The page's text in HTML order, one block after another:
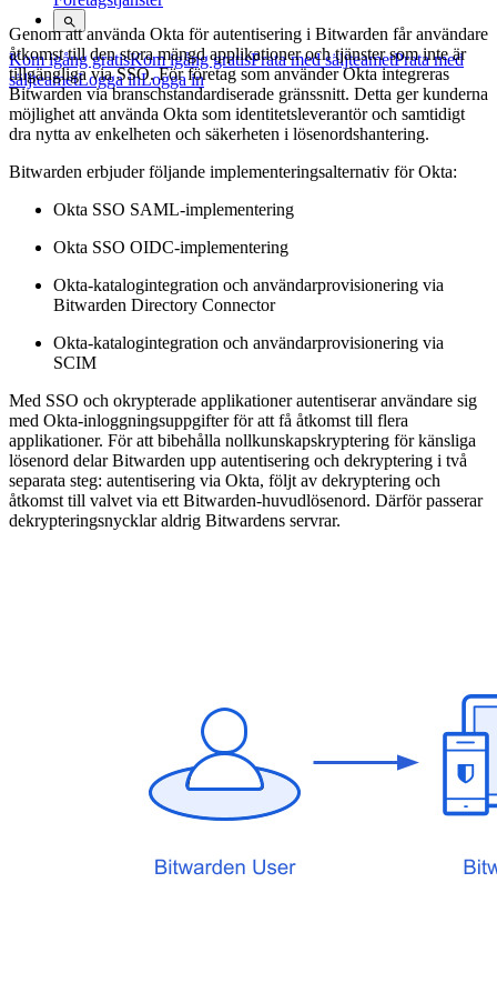
Kom igång gratisKom igång gratisPrata med säljteametPrata med
säljteametLogga inLogga in
Genom att använda Okta för autentisering i Bitwarden får användare
åtkomst till den stora mängd applikationer och tjänster som inte är
tillgängliga via SSO. För företag som använder Okta integreras
Bitwarden via branschstandardiserade gränssnitt. Detta ger kunderna
möjlighet att använda Okta som identitetsleverantör och samtidigt
dra nytta av enkelheten och säkerheten i lösenordshantering.
Bitwarden erbjuder följande implementeringsalternativ för Okta:
Okta SSO SAML-implementering
Okta SSO OIDC-implementering
Okta-katalogintegration och användarprovisionering via
Bitwarden Directory Connector
Okta-katalogintegration och användarprovisionering via
SCIM
Med SSO och okrypterade applikationer autentiserar användare sig
med Okta-inloggningsuppgifter för att få åtkomst till flera
applikationer. För att bibehålla nollkunskapskryptering för känsliga
lösenord delar Bitwarden upp autentisering och dekryptering i två
separata steg: autentisering via Okta, följt av dekryptering och
åtkomst till valvet via ett Bitwarden-huvudlösenord. Därför passerar
dekrypteringsnycklar aldrig Bitwardens servrar.